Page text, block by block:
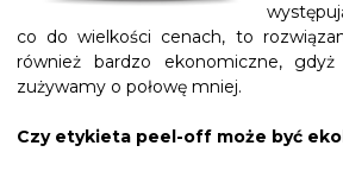
co do wielkości cenach, to
również bardzo ekonomiczne, gdyż
zużywamy o połowę mniej.
Czy etykieta peel-off może być